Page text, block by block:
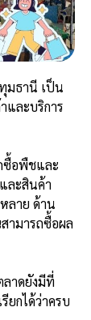
มธานี เป็น
ละบริการ
ซื้อพืชและ
ละสินค้า
ลาย ด้าน
ามารถซื้อผล
าดยังมีที่
ยกได้ว่าครบ